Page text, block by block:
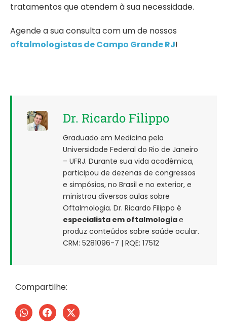
tratamentos que atendem à sua necessidade.
Agende a sua consultacom um de nossos
oftalmologistas de Campo Grande RJ!
Dr. Ricardo Filippo
Graduado em Medicina pela
Universidade Federal do Rio de Janeiro
– UFRJ. Durante sua vida acadêmica,
participou de dezenas de congressos
e simpósios, no Brasil e no exterior, e
ministrou diversas aulas sobre
Oftalmologia. Dr. Ricardo Filippo é
especialista em oftalmologiae
produz conteúdos sobre saúde ocular.
CRM: 5281096-7 | RQE: 17512
Compartilhe: